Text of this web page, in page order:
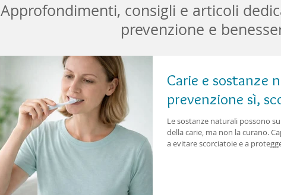
Approfondimenti, consigli e articoli
prevenzione e
Carie e sostanze
prevenzione sì,
Le sostanze naturali possono
della carie, ma non la curano.
a evitare scorciatoie e a